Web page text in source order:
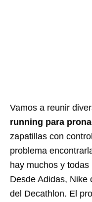
Vamos a reunir
running para
zapatillas con
problema
hay muchos y
Desde Adidas, Nike
del Decathlon. El